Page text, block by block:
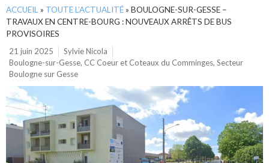
ACCUEIL » TOUTE L’ACTUALITÉ» BOULOGNE-SUR-GESSE –
TRAVAUX EN CENTRE-BOURG : NOUVEAUX ARRÊTS DE BUS
PROVISOIRES
21 juin 2025
Sylvie Nicola
Boulogne-sur-Gesse, CC Coeur et Coteaux du Comminges, Secteur
Boulogne sur Gesse